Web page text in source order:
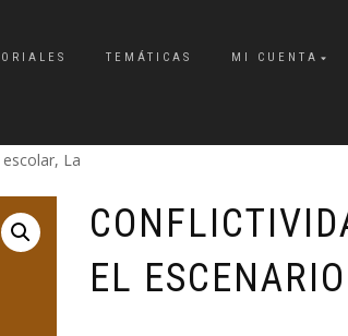
TEMÁTICAS MI CUENTA
La
EL